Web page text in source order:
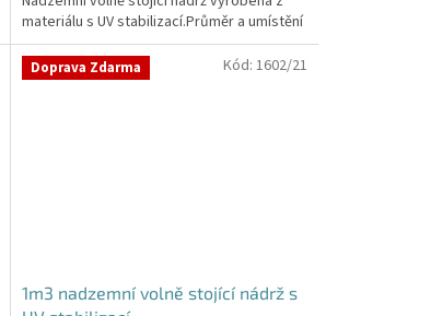
materiálu s UV stabilizací.Průměr a umístění
přítoku/ů,...
Doprava Zdarma
1m3 nadzemní volně stojící nádrž s
Kód: 1602/21